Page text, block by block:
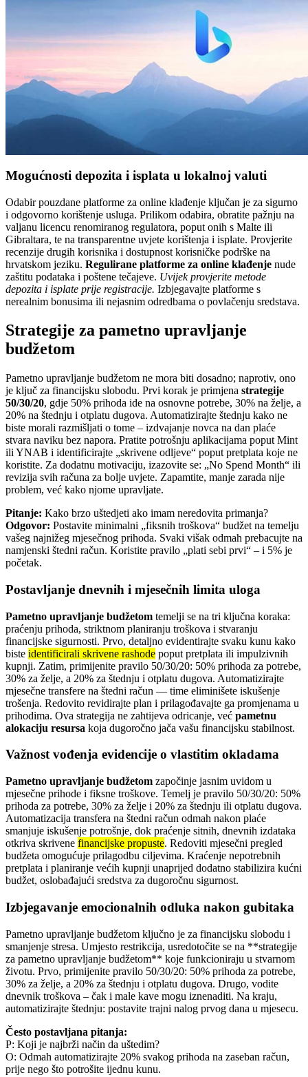
Mogućnosti depozita i isplata u lokalnoj valuti
Odabir pouzdane platforme za online klađenje ključan je za sigurno
i odgovorno korištenje usluga. Prilikom odabira, obratite pažnju na
valjanu licencu renomiranog regulatora, poput onih s Malte ili
Gibraltara, te na transparentne uvjete korištenja i isplate. Provjerite
recenzije drugih korisnika i dostupnost korisničke podrške na
hrvatskom jeziku. Regulirane platforme za online klađenje nude
zaštitu podataka i poštene tečajeve. Uvijek provjerite metode
depozita i isplate prije registracije. Izbjegavajte platforme s
nerealnim bonusima ili nejasnim odredbama o povlačenju sredstava.
Strategije za pametno upravljanje
budžetom
Pametno upravljanje budžetom ne mora biti dosadno; naprotiv, ono
je ključ za financijsku slobodu. Prvi korak je primjena strategije
50/30/20, gdje 50% prihoda ide na osnovne potrebe, 30% na želje, a
20% na štednju i otplatu dugova. Automatizirajte štednju kako ne
biste morali razmišljati o tome – izdvajanje novca na dan plaće
stvara naviku bez napora. Pratite potrošnju aplikacijama poput Mint
ili YNAB i identificirajte „skrivene odljeve“ poput pretplata koje ne
koristite. Za dodatnu motivaciju, izazovite se: „No Spend Month“ ili
revizija svih računa za bolje uvjete. Zapamtite, manje zarada nije
problem, već kako njome upravljate.
Pitanje: Kako brzo uštedjeti ako imam neredovita primanja?
Odgovor: Postavite minimalni „fiksnih troškova“ budžet na temelju
vašeg najnižeg mjesečnog prihoda. Svaki višak odmah prebacujte na
namjenski štedni račun. Koristite pravilo „plati sebi prvi“ – i 5% je
početak.
Postavljanje dnevnih i mjesečnih limita uloga
Pametno upravljanje budžetom temelji se na tri ključna koraka:
praćenju prihoda, striktnom planiranju troškova i stvaranju
financijske sigurnosti. Prvo, detaljno evidentirajte svaku kunu kako
biste identificirali skrivene rashode poput pretplata ili impulzivnih
kupnji. Zatim, primijenite pravilo 50/30/20: 50% prihoda za potrebe,
30% za želje, a 20% za štednju i otplatu dugova. Automatizirajte
mjesečne transfere na štedni račun — time eliminišete iskušenje
trošenja. Redovito revidirajte plan i prilagođavajte ga promjenama u
prihodima. Ova strategija ne zahtijeva odricanje, već pametnu
alokaciju resursa koja dugoročno jača vašu financijsku stabilnost.
Važnost vođenja evidencije o vlastitim okladama
Pametno upravljanje budžetom započinje jasnim uvidom u
mjesečne prihode i fiksne troškove. Temelj je pravilo 50/30/20: 50%
prihoda za potrebe, 30% za želje i 20% za štednju ili otplatu dugova.
Automatizacija transfera na štedni račun odmah nakon plaće
smanjuje iskušenje potrošnje, dok praćenje sitnih, dnevnih izdataka
otkriva skrivene financijske propuste. Redoviti mjesečni pregled
budžeta omogućuje prilagodbu ciljevima. Kraćenje nepotrebnih
pretplata i planiranje većih kupnji unaprijed dodatno stabilizira kućni
budžet, oslobađajući sredstva za dugoročnu sigurnost.
Izbjegavanje emocionalnih odluka nakon gubitaka
Pametno upravljanje budžetom ključno je za financijsku slobodu i
smanjenje stresa. Umjesto restrikcija, usredotočite se na **strategije
za pametno upravljanje budžetom** koje funkcioniraju u stvarnom
životu. Prvo, primijenite pravilo 50/30/20: 50% prihoda za potrebe,
30% za želje, a 20% za štednju i otplatu dugova. Drugo, vodite
dnevnik troškova – čak i male kave mogu iznenaditi. Na kraju,
automatizirajte štednju: postavite trajni nalog prvog dana u mjesecu.
Često postavljana pitanja:
P: Koji je najbrži način da uštedim?
O: Odmah automatizirajte 20% svakog prihoda na zaseban račun,
prije nego što potrošite ijednu kunu.